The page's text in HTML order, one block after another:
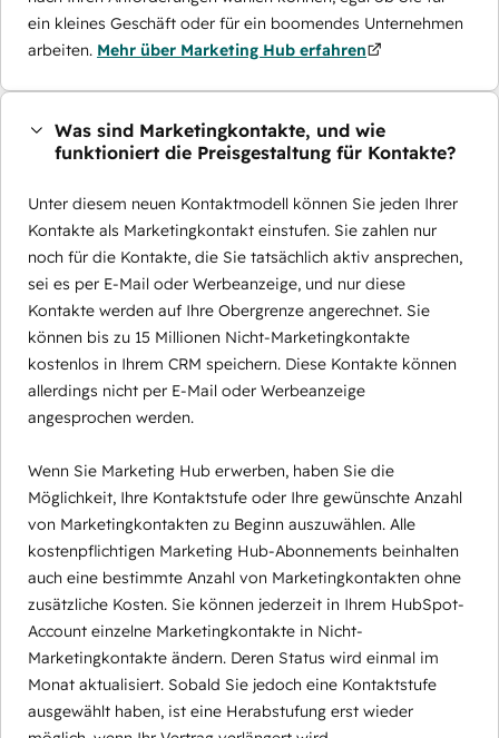
ein kleines Geschäft oder für ein boomendes Unternehmen
arbeiten. Mehr über Marketing Hub erfahren
Was sind Marketingkontakte, und wie
funktioniert die Preisgestaltung für Kontakte?
Unter diesem neuen Kontaktmodell können Sie jeden Ihrer
Kontakte als Marketingkontakt einstufen. Sie zahlen nur
noch für die Kontakte, die Sie tatsächlich aktiv ansprechen,
sei es per E-Mail oder Werbeanzeige, und nur diese
Kontakte werden auf Ihre Obergrenze angerechnet. Sie
können bis zu 15 Millionen Nicht-Marketingkontakte
kostenlos in Ihrem CRM speichern. Diese Kontakte können
allerdings nicht per E-Mail oder Werbeanzeige
angesprochen werden.
Wenn Sie Marketing Hub erwerben, haben Sie die
Möglichkeit, Ihre Kontaktstufe oder Ihre gewünschte Anzahl
von Marketingkontakten zu Beginn auszuwählen. Alle
kostenpflichtigen Marketing Hub-Abonnements beinhalten
auch eine bestimmte Anzahl von Marketingkontakten ohne
zusätzliche Kosten. Sie können jederzeit in Ihrem HubSpot-
Account einzelne Marketingkontakte in Nicht-
Marketingkontakte ändern. Deren Status wird einmal im
Monat aktualisiert. Sobald Sie jedoch eine Kontaktstufe
ausgewählt haben, ist eine Herabstufung erst wieder